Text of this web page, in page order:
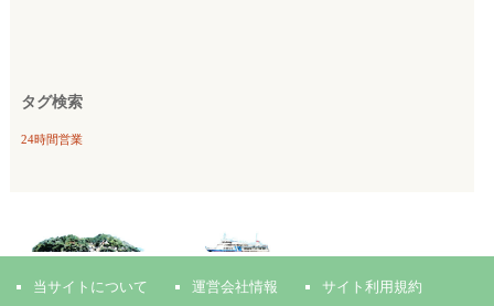
タグ検索
24時間営業
当サイトについて 運営会社情報 サイト利用規約